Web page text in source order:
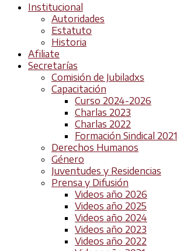
Institucional
Autoridades
Estatuto
Historia
Afiliate
Secretarías
Comisión de Jubiladxs
Capacitación
Curso 2024-2026
Charlas 2023
Charlas 2022
Formación Sindical 2021
Derechos Humanos
Género
Juventudes y Residencias
Prensa y Difusión
Videos año 2026
Videos año 2025
Videos año 2024
Videos año 2023
Videos año 2022